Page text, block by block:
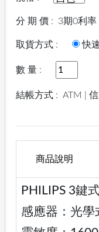
分 期 價 : 3期0利率
取貨方式 : 快
數 量 :
結帳方式 : ATM |
商品說明
PHILIPS 3鍵
感應器：光學